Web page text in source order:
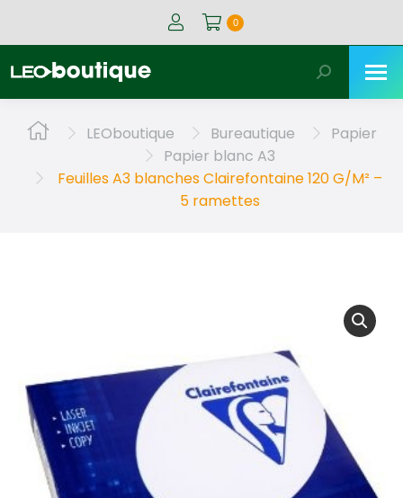
0
Recherche
:
Vous êtes ici :LEOboutique Bureautique
Papier
Papier blanc A3
Feuilles A3 blanches Clairefontaine 120 G/M² –
5 ramettes